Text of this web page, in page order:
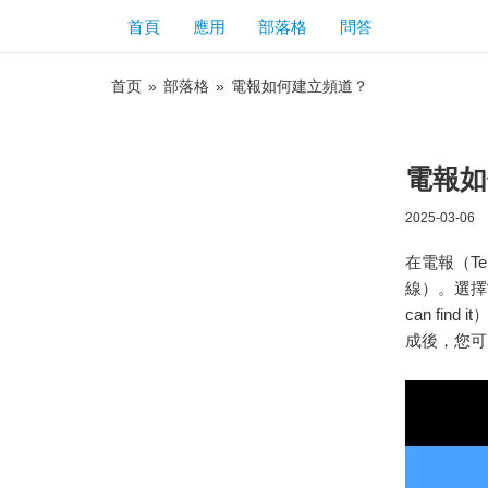
首頁 應用 部落格 問答
首页 » 部落格 » 電報如何建立頻道？
電報
2025-03-06
在電報（
線）。選
can find it
成後，您